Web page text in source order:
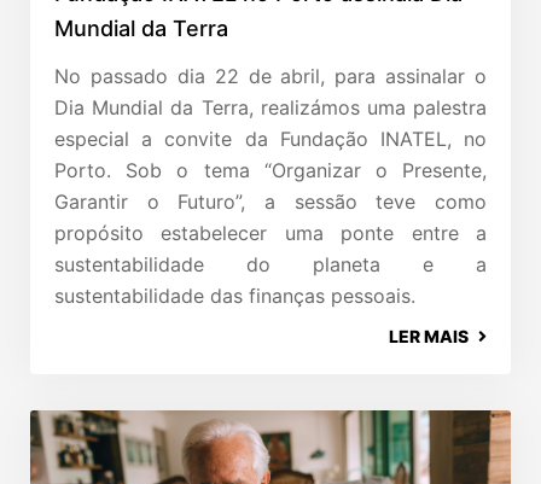
Mundial da Terra
No passado dia 22 de abril, para assinalar o
Dia Mundial da Terra, realizámos uma palestra
especial a convite da Fundação INATEL, no
Porto. Sob o tema “Organizar o Presente,
Garantir o Futuro”, a sessão teve como
propósito estabelecer uma ponte entre a
sustentabilidade do planeta e a
sustentabilidade das finanças pessoais.
LER MAIS